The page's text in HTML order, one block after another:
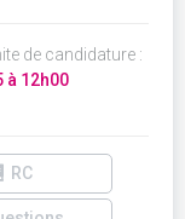
de candidature :
à 12h00
RC